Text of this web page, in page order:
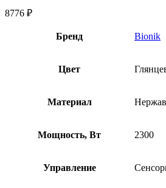
8776 ₽
Бренд Bionik
Цвет
Материал
Мощность, Вт 2300
Управление